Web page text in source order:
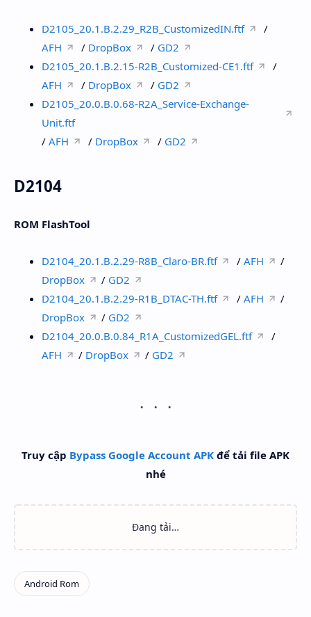
D2105_20.1.B.2.29_R2B_CustomizedIN.ftf
/
AFH
/ DropBox / GD2
D2105_20.1.B.2.15-R2B_Customized-CE1.ftf
/
AFH
/ DropBox / GD2
D2105_20.0.B.0.68-R2A_Service-Exchange-
Unit.ftf
/ AFH / DropBox / GD2
D2104
ROM FlashTool
D2104_20.1.B.2.29-R8B_Claro-BR.ftf / AFH
/
DropBox
/ GD2
D2104_20.1.B.2.29-R1B_DTAC-TH.ftf
/ AFH
/
DropBox
/ GD2
D2104_20.0.B.0.84_R1A_CustomizedGEL.ftf
/
AFH
/ DropBox / GD2
Truy cập Bypass Google Account APK để tải file APK
nhé